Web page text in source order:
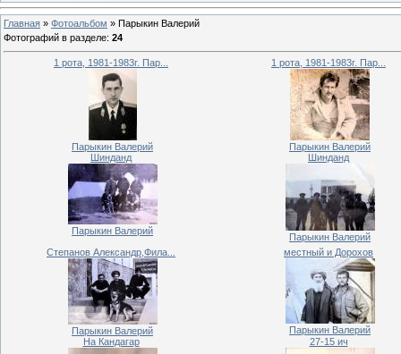
Главная » Фотоальбом » Парыкин Валерий
Фотографий в разделе: 24
1 рота, 1981-1983г. Пар...
Парыкин Валерий
1 рота, 1981-1983г. Пар...
Парыкин Валерий
Шинданд
Парыкин Валерий
Шинданд
Парыкин Валерий
Степанов Александр,Фила...
Парыкин Валерий
местный и Дорохов
Парыкин Валерий
На Кандагар
27-15 ич